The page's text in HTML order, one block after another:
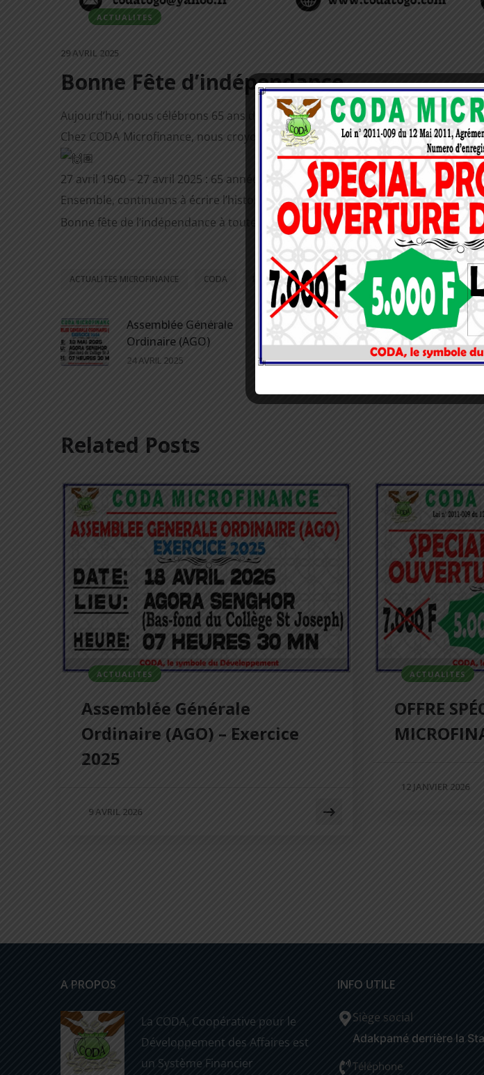
ACTUALITES
29 AVRIL 2025
Bonne Fête d’indépendance
Aujourd’hui, nous célébrons 65 ans d’indépendance avec fierté et gratitude !
Chez CODA Microfinance, nous croyons en la force de notre nation et en
27 avril 1960 – 27 avril 2025 : 65 années d’efforts, de résilience et de
Ensemble, continuons à écrire l’histoire de notre beau Togo !
Bonne fête de l’indépendance à toutes et à tous !
ACTUALITES MICROFINANCE CODA INDÉPENDANCE MICROFINANCE TOGO
Assemblée Générale
Ordinaire (AGO)
24 AVRIL 2025
Related Posts
ACTUALITES
Assemblée Générale
Ordinaire (AGO) – Exercice
2025
9 AVRIL 2026
ACTUALITES
OFFRE
12 JANVIER 2026
A PROPOS
La CODA, Coopérative pour le
Développement des Affaires est
un Système Financier
INFO UTILE
Siège social
Adakpamé derrière la
Téléphone